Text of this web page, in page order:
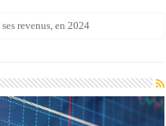
à fin février 2024